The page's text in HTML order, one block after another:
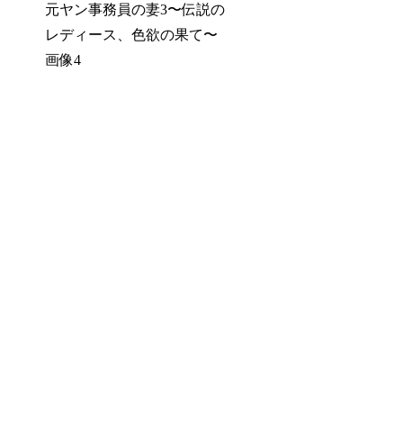
元ヤン事務員の妻3〜伝説の
レディース、色欲の果て〜
画像4